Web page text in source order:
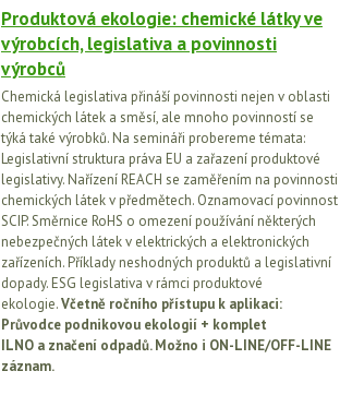
Produktová ekologie: chemické látky ve
výrobcích, legislativa a povinnosti
výrobců
Chemická legislativa přináší povinnosti nejen v oblasti
chemických látek a směsí, ale mnoho povinností se
týká také výrobků. Na semináři probereme témata:
Legislativní struktura práva EU a zařazení produktové
legislativy. Nařízení REACH se zaměřením na povinnosti
chemických látek v předmětech. Oznamovací povinnost
SCIP. Směrnice RoHS o omezení používání některých
nebezpečných látek v elektrických a elektronických
zařízeních. Příklady neshodných produktů a legislativní
dopady. ESG legislativa v rámci produktové
ekologie.Včetně ročního přístupu k aplikaci:
Průvodce podnikovou ekologií + komplet
ILNO a značení odpadů. Možno i ON-LINE/OFF-LINE
záznam.